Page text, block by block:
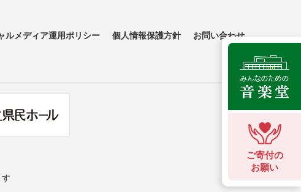
ご寄付の
お願い
ルメディア運用ポリシー 個人情報保護方針 お問い合わせ